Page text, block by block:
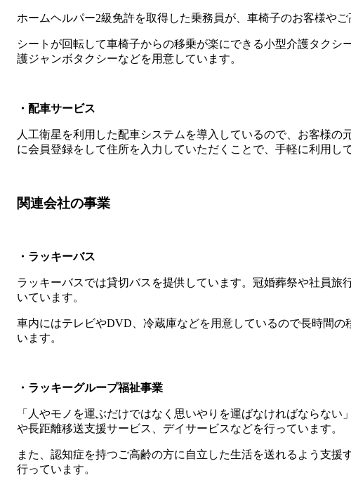
ホームヘルパー2級免許を取得した乗務員が、車椅子のお客様やご
シートが回転して車椅子からの移乗が楽にできる小型介護タクシ
護ジャンボタクシーなどを用意しています。
・配車サービス
人工衛星を利用した配車システムを導入しているので、お客様の
に会員登録をして住所を入力していただくことで、手軽に利用し
関連会社の事業
・ラッキーバス
ラッキーバスでは貸切バスを提供しています。冠婚葬祭や社員旅
いています。
車内にはテレビやDVD、冷蔵庫などを用意しているので長時間の
います。
・ラッキーグループ福祉事業
「人やモノを運ぶだけではなく思いやりを運ばなければならない
や長距離移送支援サービス、デイサービスなどを行っています。
また、認知症を持つご高齢の方に自立した生活を送れるよう支援
行っています。